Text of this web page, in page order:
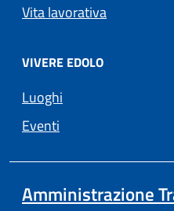
Vita lavorativa
VIVERE EDOLO
Luoghi
Eventi
Amministrazione